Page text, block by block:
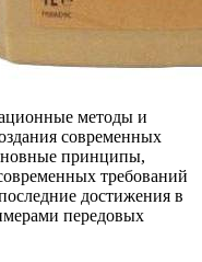
методы и
современных
принципы,
требований
достижения в
передовых